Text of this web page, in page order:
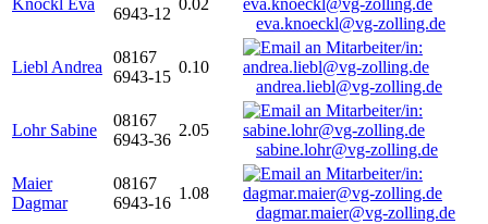
Knöckl Eva
6943-12
0.02
eva.knoeckl@vg-zolling.de
Liebl Andrea
08167
6943-15
0.10
andrea.liebl@vg-zolling.de
Lohr Sabine
08167
6943-36
2.05
sabine.lohr@vg-zolling.de
Maier
Dagmar
08167
6943-16
1.08
dagmar.maier@vg-zolling.de